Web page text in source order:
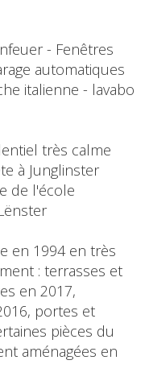
- Fenêtres
automatiques
italienne - lavabo
très calme
à Junglinster
de l'école
en 1994 en très
: terrasses et
en 2017,
portes et
pièces du
aménagées en